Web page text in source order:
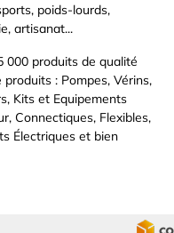
poids-lourds,
artisanat...
000 produits de qualité
: Pompes, Vérins,
Kits et Equipements
Connectiques, Flexibles,
Électriques et bien